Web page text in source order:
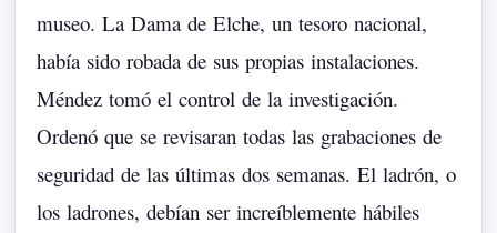
museo. La Dama de Elche, un tesoro nacional,
había sido robada de sus propias instalaciones.
Méndez tomó el control de la investigación.
Ordenó que se revisaran todas las grabaciones de
seguridad de las últimas dos semanas. El ladrón, o
los ladrones, debían ser increíblemente hábiles